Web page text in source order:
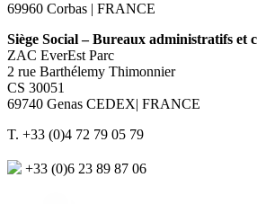
69960 Corbas | FRANCE
Siège Social – Bureaux administratifs et
ZAC EverEst Parc
2 rue Barthélemy Thimonnier
CS 30051
69740 Genas CEDEX| FRANCE
T. +33 (0)4 72 79 05 79
+33 (0)6 23 89 87 06